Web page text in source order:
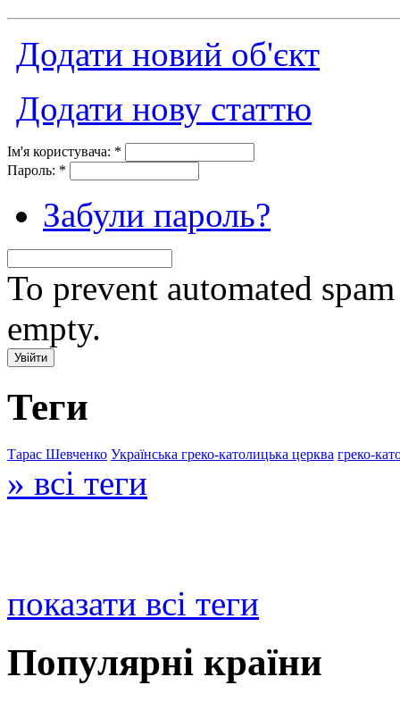
Додати новий об'єкт
Додати нову статтю
Ім'я користувача: *
Пароль: *
Забули пароль?
To prevent automated
empty.
Теги
Тарас Шевченко Українська греко-католицька церква греко-
» всі теги
показати всі теги
Популярні країни